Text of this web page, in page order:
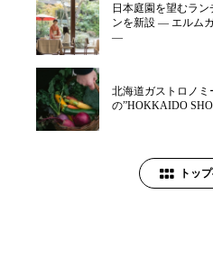
日本庭園を望むラ
ンを新設 ― エルム
―
北海道ガストロノミ
の”HOKKAIDO
トッ